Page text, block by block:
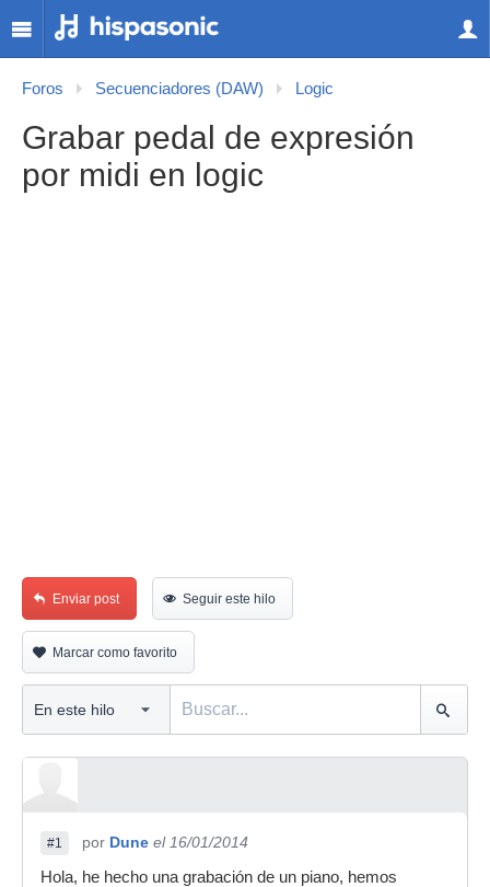
Foros Secuenciadores (DAW) Logic
Grabar pedal de expresión
por midi en logic
Enviar post Seguir este hilo
Marcar como favorito
#1 por Dune el 16/01/2014
Hola, he hecho una grabación de un piano, hemos